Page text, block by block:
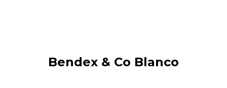
Bendex & Co Blanco